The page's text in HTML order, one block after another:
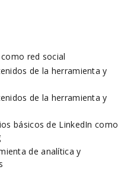
red social
de la herramienta y
de la herramienta y
básicos de LinkedIn como
de analítica y